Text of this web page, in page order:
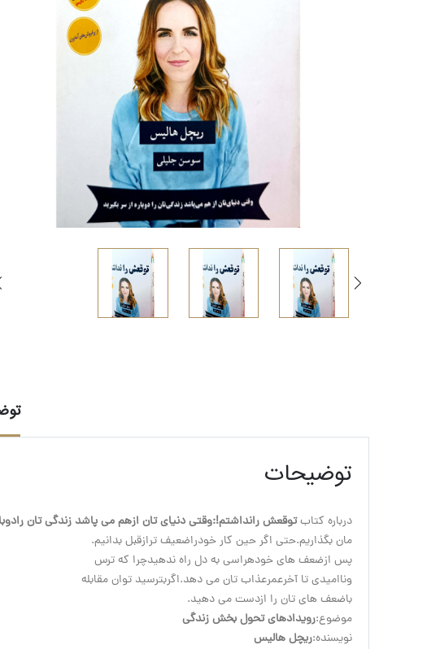
توضیحات
درباره کتاب توقعش رانداشتم!:وقتی دنیای تان ازهم می پاشد زندگی تان
موضوع:رویدادهای تحول بخش زندگی
نویسنده:ریچل هالیس